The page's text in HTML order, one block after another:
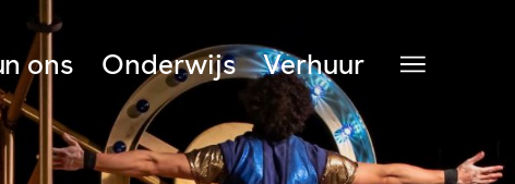
ons Onderwijs Verhuur